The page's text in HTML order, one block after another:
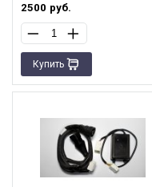
2500 руб.
Купить